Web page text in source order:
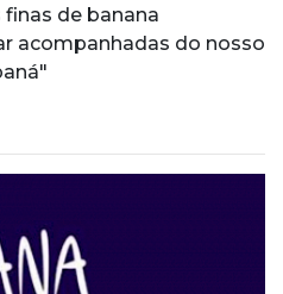
de banana
acompanhadas do nosso